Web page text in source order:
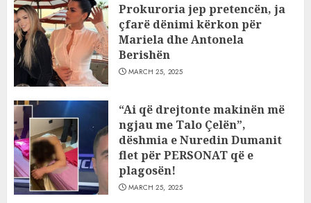
Prokuroria jep pretencën, ja
çfarë dënimi kërkon për
Mariela dhe Antonela
Berishën
MARCH 25, 2025
“Ai që drejtonte makinën më
ngjau me Talo Çelën”,
dëshmia e Nuredin Dumanit
flet për PERSONAT që e
plagosën!
MARCH 25, 2025